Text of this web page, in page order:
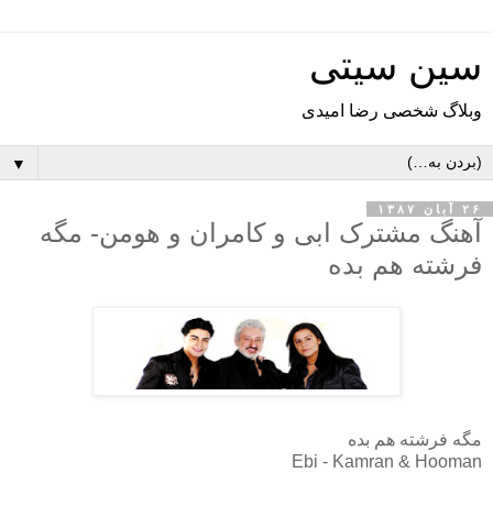
سین سیتی
وبلاگ شخصی رضا امیدی
▼
۲۶ آبان ۱۳۸۷
آهنگ مشترک ابی و کامران و هومن- مگه
فرشته هم بده
مگه فرشته هم بده
Ebi - Kamran & Hooman